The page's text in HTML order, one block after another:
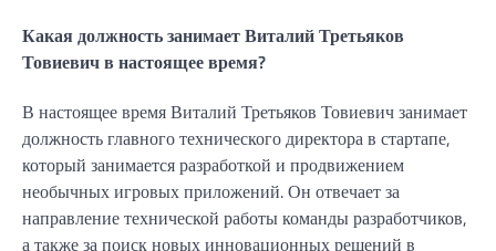
Какая должность занимает Виталий Третьяков
Товиевич в настоящее время?
В настоящее время Виталий Третьяков Товиевич занимает
должность главного технического директора в стартапе,
который занимается разработкой и продвижением
необычных игровых приложений. Он отвечает за
направление технической работы команды разработчиков,
а также за поиск новых инновационных решений в